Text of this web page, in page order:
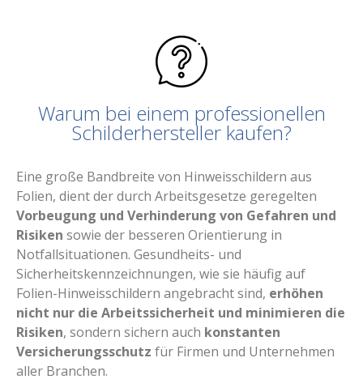
Warum bei einem professionellen
Schilderhersteller kaufen?
Eine große Bandbreite von Hinweisschildern aus
Folien, dient der durch Arbeitsgesetze geregelten
Vorbeugung und Verhinderung von Gefahren und
Risiken sowie der besseren Orientierung in
Notfallsituationen. Gesundheits- und
Sicherheitskennzeichnungen, wie sie häufig auf
Folien-Hinweisschildern angebracht sind, erhöhen
nicht nur die Arbeitssicherheit und minimieren die
Risiken, sondern sichern auch konstanten
Versicherungsschutz für Firmen und Unternehmen
aller Branchen.